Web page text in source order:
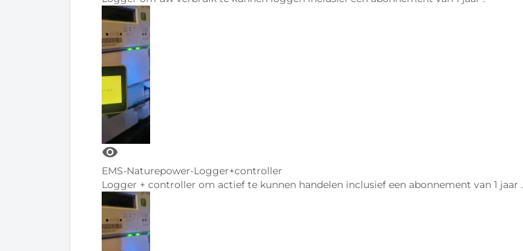
visibility
EMS-Naturepower-Logger+controller
Logger + controller om actief te kunnen handelen inclusief een abonnement van 1 jaar .